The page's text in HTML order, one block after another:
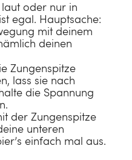
laut oder nur in
egal. Hauptsache:
mit deinem
deinen
Zungenspitze
lass sie nach
die Spannung
der Zungenspitze
unteren
einfach mal aus.